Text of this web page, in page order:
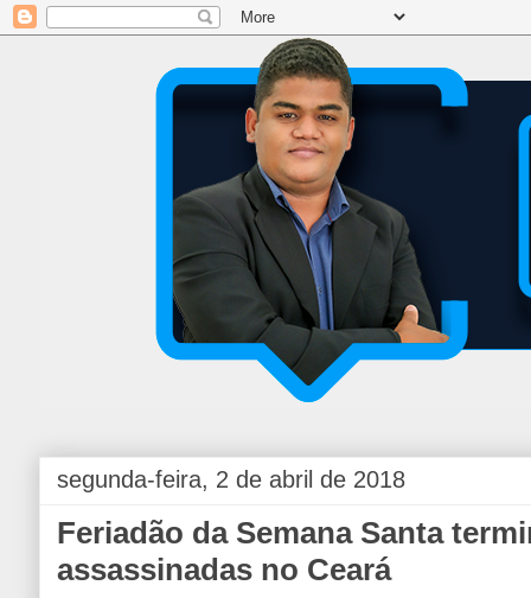
segunda-feira, 2 de abril de 2018
Feriadão da Semana Santa
assassinadas no Ceará